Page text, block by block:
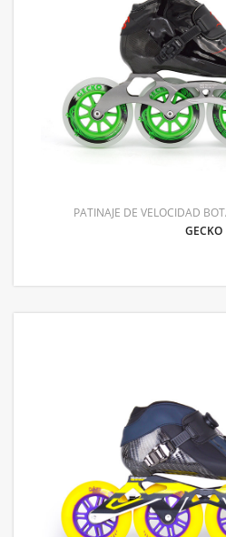
PATINAJE DE VELOCIDAD
GECKO